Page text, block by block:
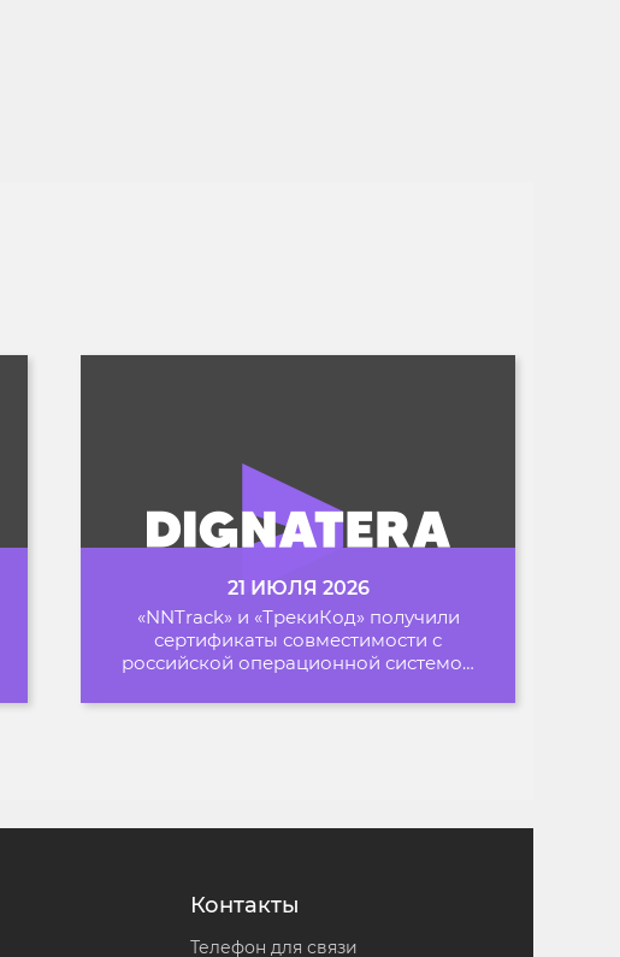
21 ИЮЛЯ 2026
«NNTrack» и «ТрекиКод» получили
сертификаты совместимости с
российской операционной системой
Контакты
Телефон для связи